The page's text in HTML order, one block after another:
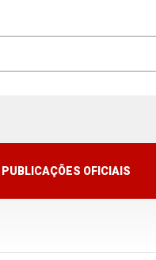
PUBLICAÇÕES OFICIAIS